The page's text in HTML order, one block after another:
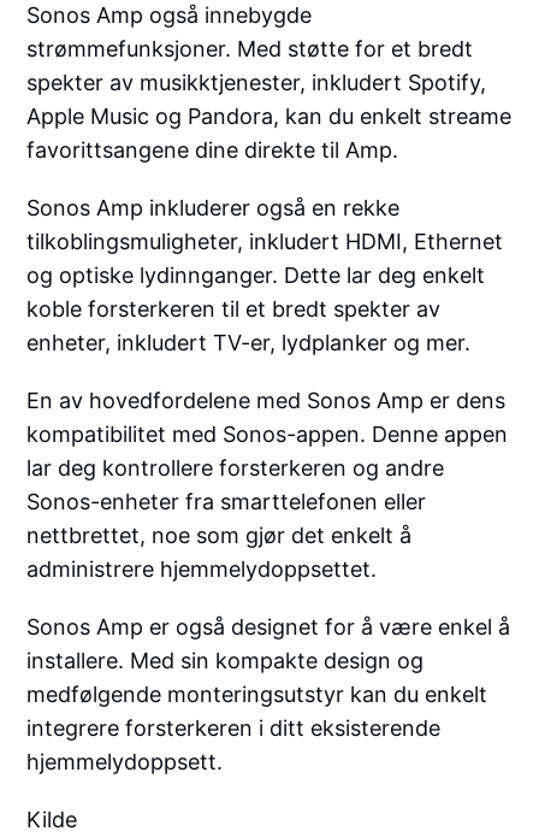
Sonos Amp også innebygde
strømmefunksjoner. Med støtte for et bredt
spekter av musikktjenester, inkludert Spotify,
Apple Music og Pandora, kan du enkelt streame
favorittsangene dine direkte til Amp.
Sonos Amp inkluderer også en rekke
tilkoblingsmuligheter, inkludert HDMI, Ethernet
og optiske lydinnganger. Dette lar deg enkelt
koble forsterkeren til et bredt spekter av
enheter, inkludert TV-er, lydplanker og mer.
En av hovedfordelene med Sonos Amp er dens
kompatibilitet med Sonos-appen. Denne appen
lar deg kontrollere forsterkeren og andre
Sonos-enheter fra smarttelefonen eller
nettbrettet, noe som gjør det enkelt å
administrere hjemmelydoppsettet.
Sonos Amp er også designet for å være enkel å
installere. Med sin kompakte design og
medfølgende monteringsutstyr kan du enkelt
integrere forsterkeren i ditt eksisterende
hjemmelydoppsett.
Kilde